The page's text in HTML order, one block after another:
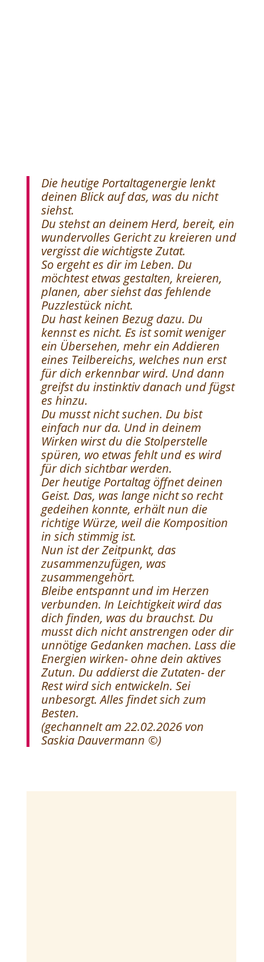
Die heutige Portaltagenergie lenkt
deinen Blick auf das, was du nicht
siehst.
Du stehst an deinem Herd, bereit, ein
wundervolles Gericht zu kreieren und
vergisst die wichtigste Zutat.
So ergeht es dir im Leben. Du
möchtest etwas gestalten, kreieren,
planen, aber siehst das fehlende
Puzzlestück nicht.
Du hast keinen Bezug dazu. Du
kennst es nicht. Es ist somit weniger
ein Übersehen, mehr ein Addieren
eines Teilbereichs, welches nun erst
für dich erkennbar wird. Und dann
greifst du instinktiv danach und fügst
es hinzu.
Du musst nicht suchen. Du bist
einfach nur da. Und in deinem
Wirken wirst du die Stolperstelle
spüren, wo etwas fehlt und es wird
für dich sichtbar werden.
Der heutige Portaltag öffnet deinen
Geist. Das, was lange nicht so recht
gedeihen konnte, erhält nun die
richtige Würze, weil die Komposition
in sich stimmig ist.
Nun ist der Zeitpunkt, das
zusammenzufügen, was
zusammengehört.
Bleibe entspannt und im Herzen
verbunden. In Leichtigkeit wird das
dich finden, was du brauchst. Du
musst dich nicht anstrengen oder dir
unnötige Gedanken machen. Lass die
Energien wirken- ohne dein aktives
Zutun. Du addierst die Zutaten- der
Rest wird sich entwickeln. Sei
unbesorgt. Alles findet sich zum
Besten.
(gechannelt am 22.02.2026 von
Saskia Dauvermann ©)